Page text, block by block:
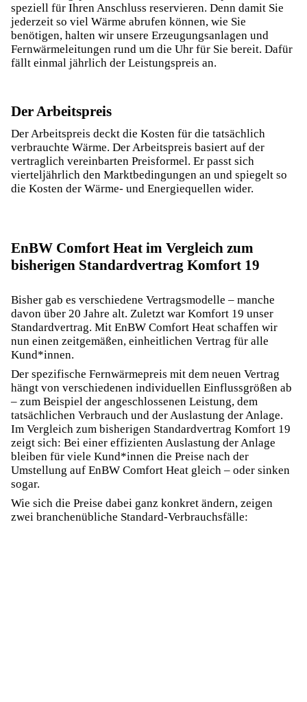
speziell für Ihren Anschluss reservieren. Denn damit Sie
jederzeit so viel Wärme abrufen können, wie Sie
benötigen, halten wir unsere Erzeugungsanlagen und
Fernwärmeleitungen rund um die Uhr für Sie bereit. Dafür
fällt einmal jährlich der Leistungspreis an.
Der Arbeitspreis
Der Arbeitspreis deckt die Kosten für die tatsächlich
verbrauchte Wärme. Der Arbeitspreis basiert auf der
vertraglich vereinbarten Preisformel. Er passt sich
vierteljährlich den Marktbedingungen an und spiegelt so
die Kosten der Wärme- und Energiequellen wider.
EnBW Comfort Heat im Vergleich zum
bisherigen Standardvertrag Komfort 19
Bisher gab es verschiedene Vertragsmodelle – manche
davon über 20 Jahre alt. Zuletzt war Komfort 19 unser
Standardvertrag. Mit EnBW Comfort Heat schaffen wir
nun einen zeitgemäßen, einheitlichen Vertrag für alle
Kund*innen.
Der spezifische Fernwärmepreis mit dem neuen Vertrag
hängt von verschiedenen individuellen Einflussgrößen ab
– zum Beispiel der angeschlossenen Leistung, dem
tatsächlichen Verbrauch und der Auslastung der Anlage.
Im Vergleich zum bisherigen Standardvertrag Komfort 19
zeigt sich: Bei einer effizienten Auslastung der Anlage
bleiben für viele Kund*innen die Preise nach der
Umstellung auf EnBW Comfort Heat gleich – oder sinken
sogar.
Wie sich die Preise dabei ganz konkret ändern, zeigen
zwei branchenübliche Standard-Verbrauchsfälle: